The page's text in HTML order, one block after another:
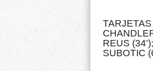
REUS (34');
SUBOTIC